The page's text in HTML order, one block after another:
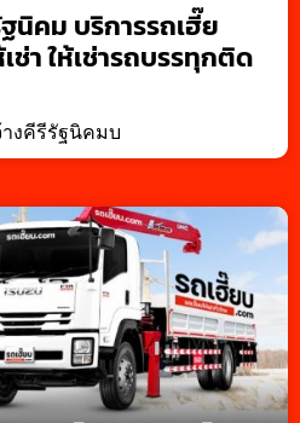
นิคม บริการรถเฮี๊ย
ช่า ให้เช่ารถบรรทุกติด
างคีรีรัฐนิคมบ